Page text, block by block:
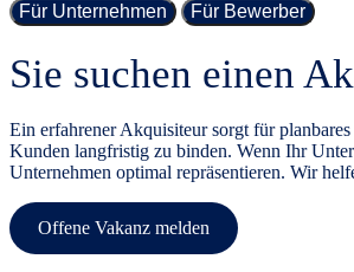
Für Unternehmen Für Bewerber
Sie suchen einen
Ein erfahrener Akquisiteur sorgt für
Kunden langfristig zu binden. Wenn Ihr
Unternehmen optimal repräsentieren. Wir
Offene Vakanz melden